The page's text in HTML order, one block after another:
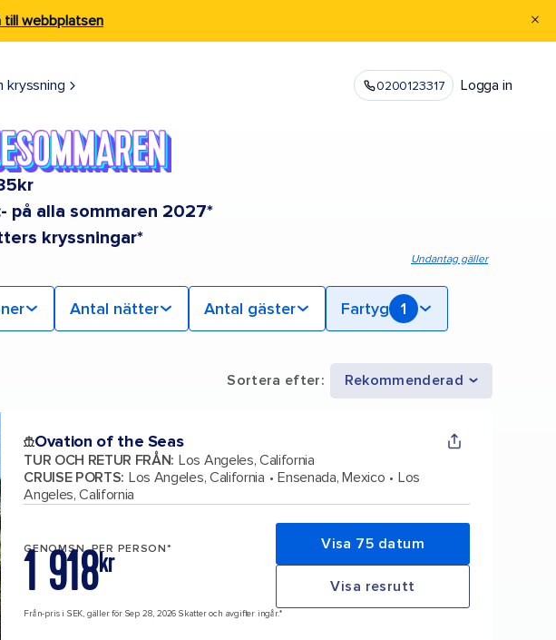
till webbplatsen
kryssning 0200123317 Logga in
på alla sommaren 2027*
kryssningar*
Undantag gäller
Antal nätter Antal gäster Fartyg 1
Sortera efter: Rekommenderad
Ovation of the Seas
TUR OCH RETUR FRÅN: Los Angeles, California
CRUISE PORTS: Los Angeles, California Ensenada, Mexico
Los
Angeles, California
GENOMSN. PER PERSON*
kr
1 918 Visa 75 datum
Visa resrutt
Från-pris i SEK, gäller för Sep 28, 2026 Skatter och avgifter ingår.*